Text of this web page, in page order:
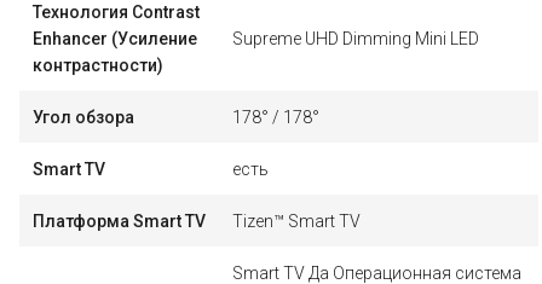
Технология Contrast
Enhancer (Усиление
контрастности)
Supreme UHD Dimming Mini LED
Угол обзора 178° / 178°
Smart TV есть
Платформа Smart TV Tizen™ Smart TV
Smart TV Да Операционная система